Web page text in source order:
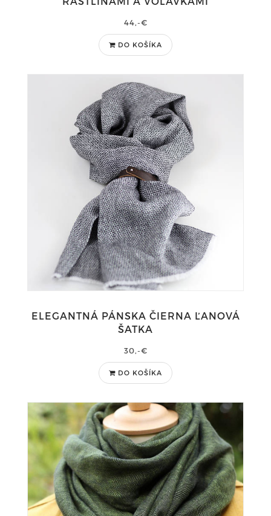
44,-€
DO KOŠÍKA
ELEGANTNÁ PÁNSKA ČIERNA ĽANOVÁ
ŠATKA
30,-€
DO KOŠÍKA